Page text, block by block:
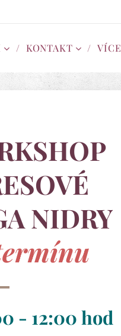
KONTAKT VÍCE
NIDRY
- 12:00 hod